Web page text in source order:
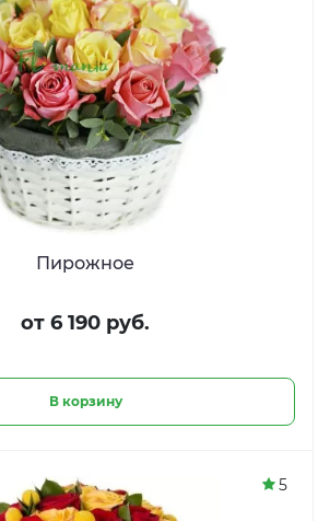
Пирожное
от 6 190 руб.
В корзину
5